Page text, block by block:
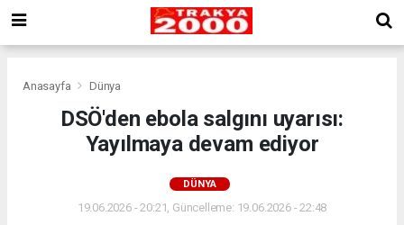
Anasayfa Dünya
DSÖ'den ebola salgını uyarısı:
Yayılmaya devam ediyor
DÜNYA
19.06.2026 - 20:21, Güncelleme: 19.06.2026 - 22:48